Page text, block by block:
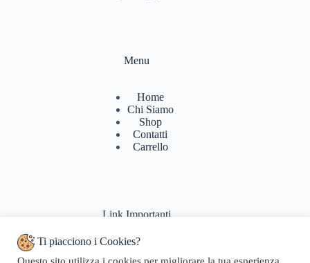
Menu
Home
Chi Siamo
Shop
Contatti
Carrello
Link Importanti
Ti piacciono i Cookies?